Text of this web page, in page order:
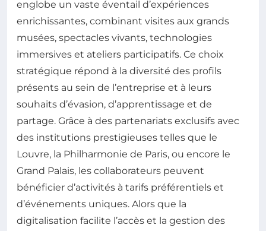
englobe un vaste éventail d’expériences
enrichissantes, combinant visites aux grands
musées, spectacles vivants, technologies
immersives et ateliers participatifs. Ce choix
stratégique répond à la diversité des profils
présents au sein de l’entreprise et à leurs
souhaits d’évasion, d’apprentissage et de
partage. Grâce à des partenariats exclusifs avec
des institutions prestigieuses telles que le
Louvre, la Philharmonie de Paris, ou encore le
Grand Palais, les collaborateurs peuvent
bénéficier d’activités à tarifs préférentiels et
d’événements uniques. Alors que la
digitalisation facilite l’accès et la gestion des